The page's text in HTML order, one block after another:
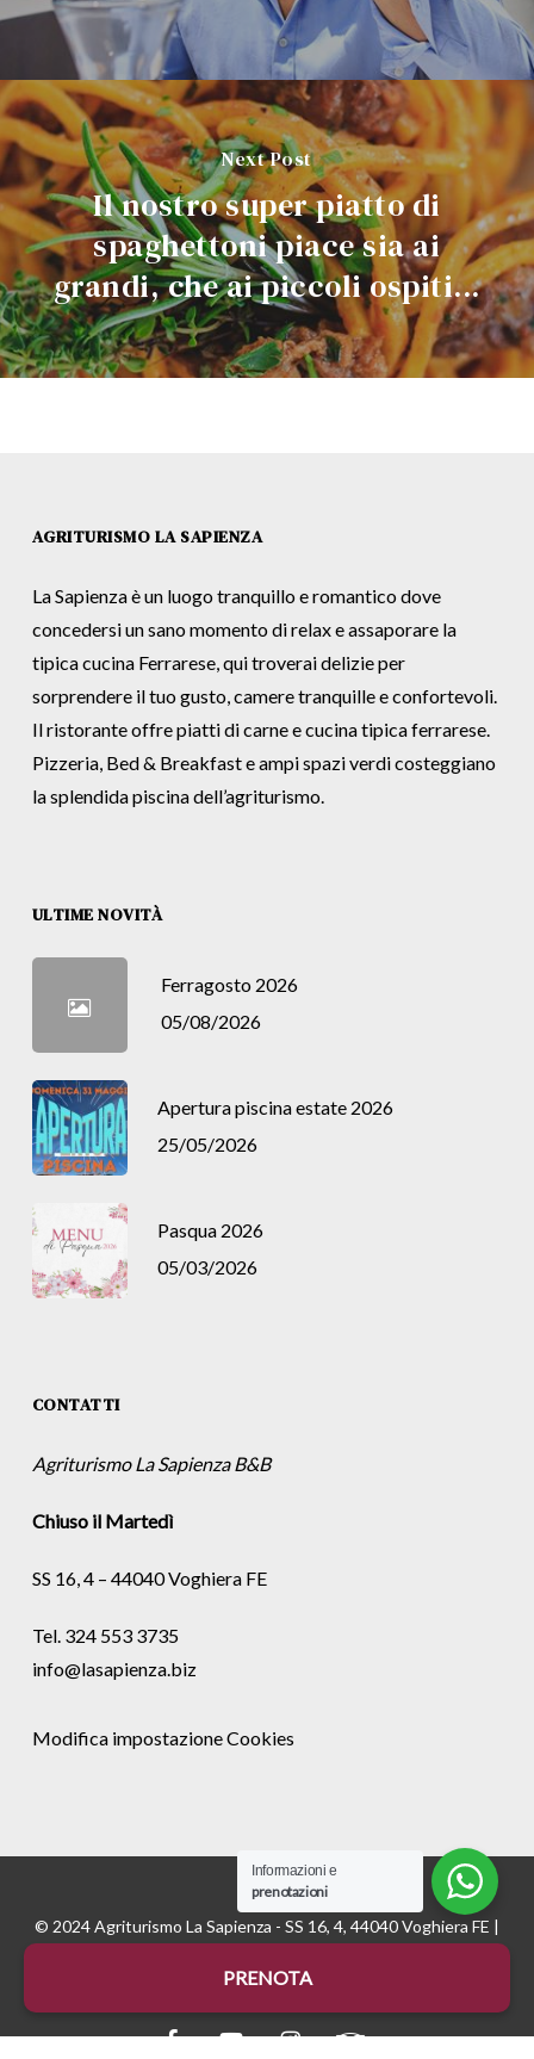
Next Post
Il nostro super piatto di
spaghettoni piace sia ai
grandi, che ai piccoli ospiti...
AGRITURISMO LA SAPIENZA
La Sapienza è un luogo tranquillo e romantico dove
concedersi un sano momento di relax e assaporare la
tipica cucina Ferrarese, qui troverai delizie per
sorprendere il tuo gusto, camere tranquille e confortevoli.
Il ristorante offre piatti di carne e cucina tipica ferrarese.
Pizzeria, Bed & Breakfast e ampi spazi verdi costeggiano
la splendida piscina dell’agriturismo.
ULTIME NOVITÀ
Ferragosto 2026
05/08/2026
Apertura piscina estate 2026
25/05/2026
Pasqua 2026
05/03/2026
CONTATTI
Agriturismo La Sapienza B&B
Chiuso il Martedì
SS 16, 4 – 44040 Voghiera FE
Tel. 324 553 3735
info@lasapienza.biz
Modifica impostazione Cookies
© 2024 Agriturismo La Sapienza - SS 16, 4, 44040 Voghiera FE |
Credits:Digife
facebookyoutubeinstagramtripadvisor
PRENOTA
Informazioni e
prenotazioni